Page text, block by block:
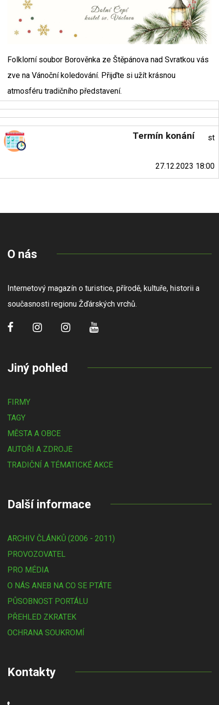
Folklorní soubor Borověnka ze Štěpánova nad Svratkou vás
zve na Vánoční koledování. Přijďte si užít krásnou
atmosféru tradičního představení.
Termín konání st
27.12.2023 18:00
O nás
Internetový magazín o turistice, přírodě, kultuře, historii a
současnosti regionu Žďárských vrchů.
Jiný pohled
FIRMY
TAGY
MĚSTA A OBCE
AUTOŘI A ZDROJE
TRADIČNÍ A TÉMATICKÉ AKCE
Další informace
ARCHIV ČLÁNKŮ (2006 - 2011)
PROVOZOVATEL
PRO MÉDIA
O NÁS ANEB NA CO SE PTÁTE
PŮSOBNOST PORTÁLU
PŘEHLED ZKRATEK
OCHRANA SOUKROMÍ
Kontakty